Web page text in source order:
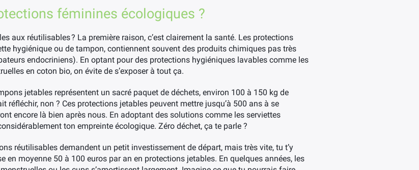
féminines écologiques ?
aux réutilisables ? La première raison, c’est clairement la santé. Les protections
hygiénique ou de tampon, contiennent souvent des produits chimiques pas très
endocriniens). En optant pour des protections hygiéniques lavables comme les
en coton bio, on évite de s’exposer à tout ça.
jetables représentent un sacré paquet de déchets, environ 100 à 150 kg de
réfléchir, non ? Ces protections jetables peuvent mettre jusqu’à 500 ans à se
encore là bien après nous. En adoptant des solutions comme les serviettes
ton empreinte écologique. Zéro déchet, ça te parle ?
réutilisables demandent un petit investissement de départ, mais très vite, tu t’y
en moyenne 50 à 100 euros par an en protections jetables. En quelques années, les